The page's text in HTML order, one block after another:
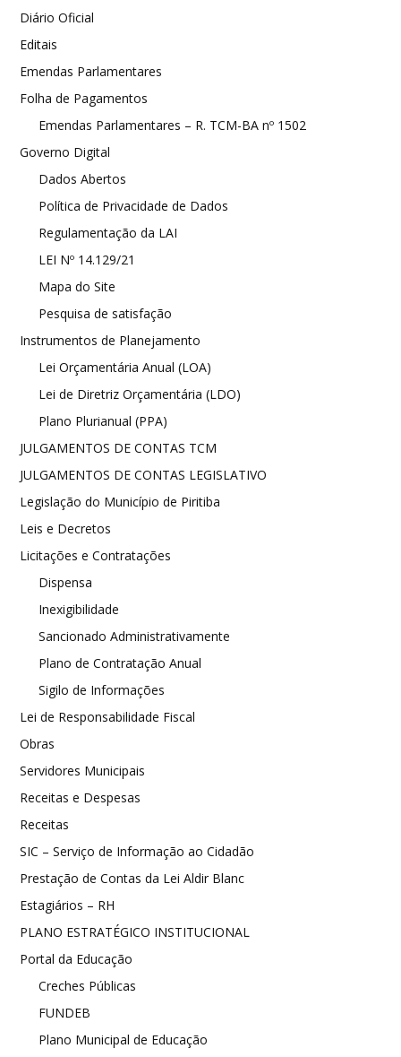
Diário Oficial
Editais
Emendas Parlamentares
Folha de Pagamentos
Emendas Parlamentares – R. TCM-BA nº 1502
Governo Digital
Dados Abertos
Política de Privacidade de Dados
Regulamentação da LAI
LEI Nº 14.129/21
Mapa do Site
Pesquisa de satisfação
Instrumentos de Planejamento
Lei Orçamentária Anual (LOA)
Lei de Diretriz Orçamentária (LDO)
Plano Plurianual (PPA)
JULGAMENTOS DE CONTAS TCM
JULGAMENTOS DE CONTAS LEGISLATIVO
Legislação do Município de Piritiba
Leis e Decretos
Licitações e Contratações
Dispensa
Inexigibilidade
Sancionado Administrativamente
Plano de Contratação Anual
Sigilo de Informações
Lei de Responsabilidade Fiscal
Obras
Servidores Municipais
Receitas e Despesas
Receitas
SIC – Serviço de Informação ao Cidadão
Prestação de Contas da Lei Aldir Blanc
Estagiários – RH
PLANO ESTRATÉGICO INSTITUCIONAL
Portal da Educação
Creches Públicas
FUNDEB
Plano Municipal de Educação